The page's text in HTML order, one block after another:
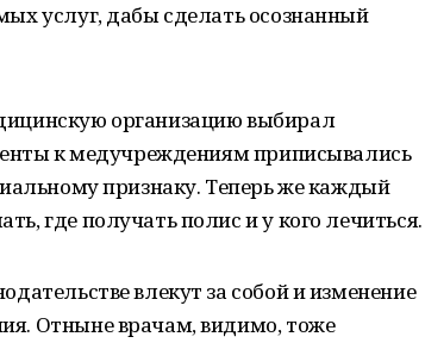
услуг, дабы сделать осознанный
организацию выбирал
к медучреждениям приписывались
признаку. Теперь же каждый
где получать полис и у кого лечиться.
влекут за собой и изменение
Отныне врачам, видимо, тоже